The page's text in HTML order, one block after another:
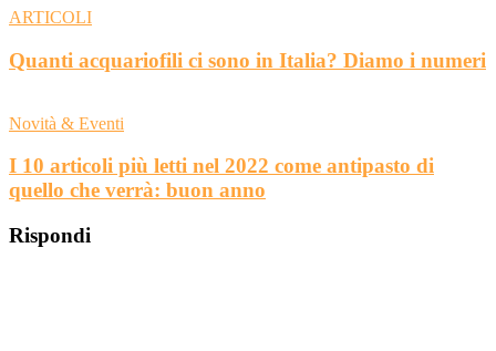
ARTICOLI
Quanti acquariofili ci sono in Italia? Diamo i numeri
Novità & Eventi
I 10 articoli più letti nel 2022 come antipasto di
quello che verrà: buon anno
Rispondi